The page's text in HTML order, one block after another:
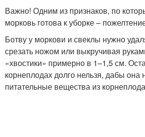
Важно! Одним из признаков, по
морковь готова к уборке –
Ботву у моркови и свеклы нужно
срезать ножом или выкручивая
«хвостики» примерно в 1–1,5 см.
корнеплодах долго нельзя, дабы она
питательные вещества из